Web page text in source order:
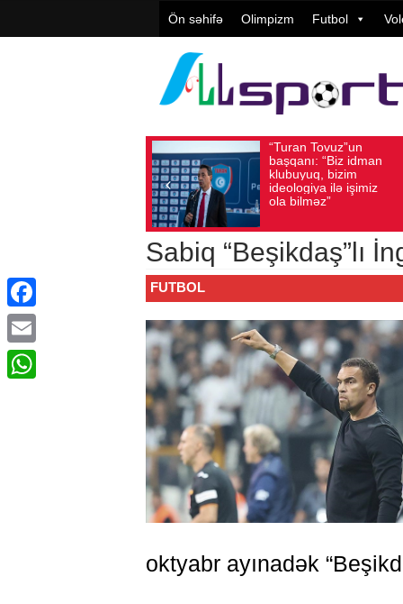
Ön səhifə Olimpizm Futbol
başqanı: “Biz idman
klubuyuq, bizim
ideologiya ilə işimiz
ola bilməz”
Vüqar
yüksək
Avqust 05, 2026
Sabiq “Beşikdaş”lı
FUTBOL
oktyabr ayınadək
Facebook
Email